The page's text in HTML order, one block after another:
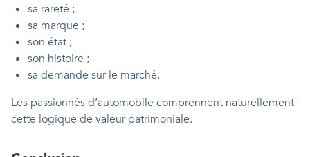
sa rareté ;
sa marque ;
son état ;
son histoire ;
sa demande sur le marché.
Les passionnés d’automobile comprennent naturellement
cette logique de valeur patrimoniale.